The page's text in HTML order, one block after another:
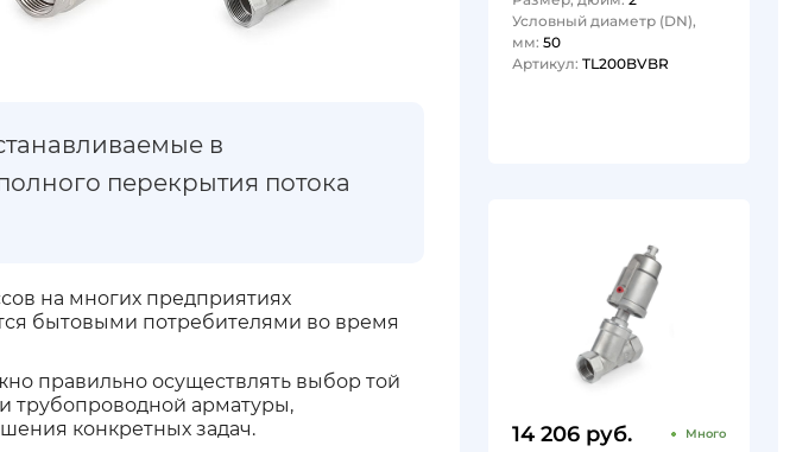
в
перекрытия потока
на многих предприятиях
бытовыми потребителями во время
правильно осуществлять выбор той
трубопроводной арматуры,
конкретных задач.
Условный диаметр (DN),
мм: 50
Артикул: TL200BVBR
14 206 руб. Много